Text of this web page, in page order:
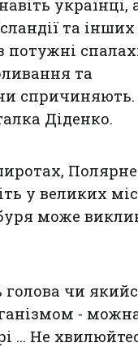
українці,
та інших
потужні
та
спричиняють.
Діденко.
Полярне
у великих
може
голова чи
-
... Не